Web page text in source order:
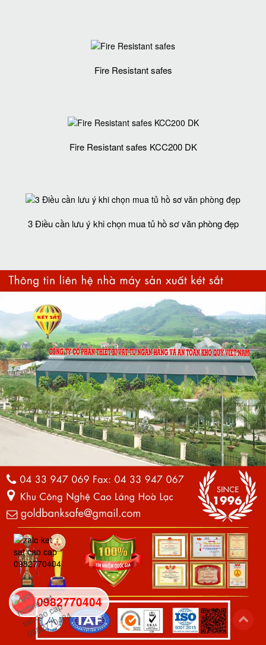
Fire Resistant safes
Fire Resistant safes KCC200 DK
3 Điều cần lưu ý khi chọn mua tủ hồ sơ văn phòng đẹp
0982770404